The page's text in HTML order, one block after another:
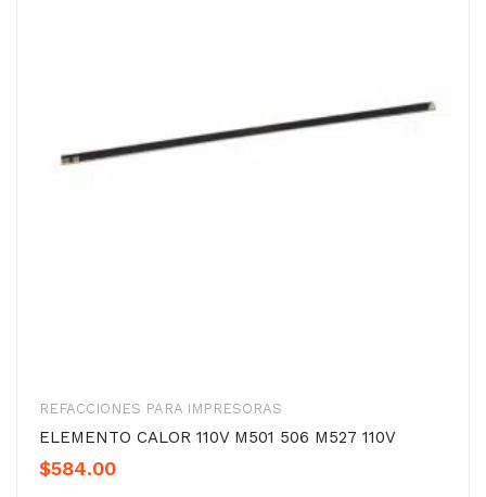
REFACCIONES PARA IMPRESORAS
ELEMENTO CALOR 110V M501 506 M527 110V
$584.00